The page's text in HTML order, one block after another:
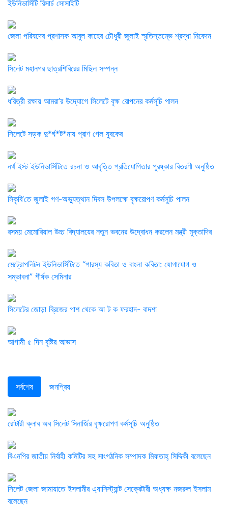
ইউনিভার্সিটি রিসার্চ সোসাইটি
জেলা পরিষদের প্রশাসক আবুল কাহের চৌধুরী জুলাই স্মৃতিস্তম্ভে শ্রদ্ধা নিবেদন
সিলেট মহানগর ছাত্রশিবিরের মিছিল সম্পন্ন
ধরিত্রী রক্ষায় আমরা’র উদ্যোগে সিলেটে বৃক্ষ রোপনের কর্মসূচি পালন
সিলেটে সড়ক দু*র্ঘ*ট*নায় প্রাণ গেল যুবকের
নর্থ ইস্ট ইউনিভার্সিটিতে রচনা ও আবৃত্তি প্রতিযোগিতার পুরষ্কার বিতরণী অনুষ্ঠিত
সিকৃবি’তে জুলাই গণ-অভ্যুত্থান দিবস উপলক্ষে বৃক্ষরোপণ কর্মসুচি পালন
রসময় মেমোরিয়াল উচ্চ বিদ্যালয়ের নতুন ভবনের উদ্বোধন করলেন মন্ত্রী মুক্তাদির
মেট্রোপলিটন ইউনিভার্সিটিতে “পারস্য কবিতা ও বাংলা কবিতা: যোগাযোগ ও
সম্ভাবনা” শীর্ষক সেমিনার
সিলেটের জোড়া ব্রিজের পাশ থেকে আ ট ক ফরহাদ- বাদশা
আগামী ৫ দিন বৃষ্টির আভাস
সর্বশেষ জনপ্রিয়
রোটারী ক্লাব অব সিলেট সিনার্জির বৃক্ষরোপণ কর্মসূচি অনুষ্ঠিত
বিএনপির জাতীয় নির্বাহী কমিটির সহ সাংগঠনিক সম্পাদক মিফতাহ্ সিদ্দিকী বলেছেন
সিলেট জেলা জামায়াতে ইসলামীর এ্যাসিস্ট্যান্ট সেক্রেটারী অধ্যক্ষ নজরুল ইসলাম
বলেছেন